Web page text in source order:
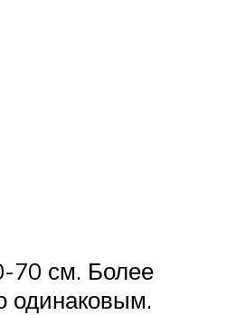
70 см. Более
одинаковым.